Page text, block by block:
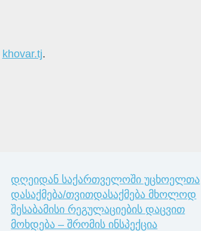
khovar.tj.
დღეიდან საქართველოში უცხოელთა
დასაქმება/თვითდასაქმება მხოლოდ
შესაბამისი რეგულაციების დაცვით
მოხდება – შრომის ინსპექცია